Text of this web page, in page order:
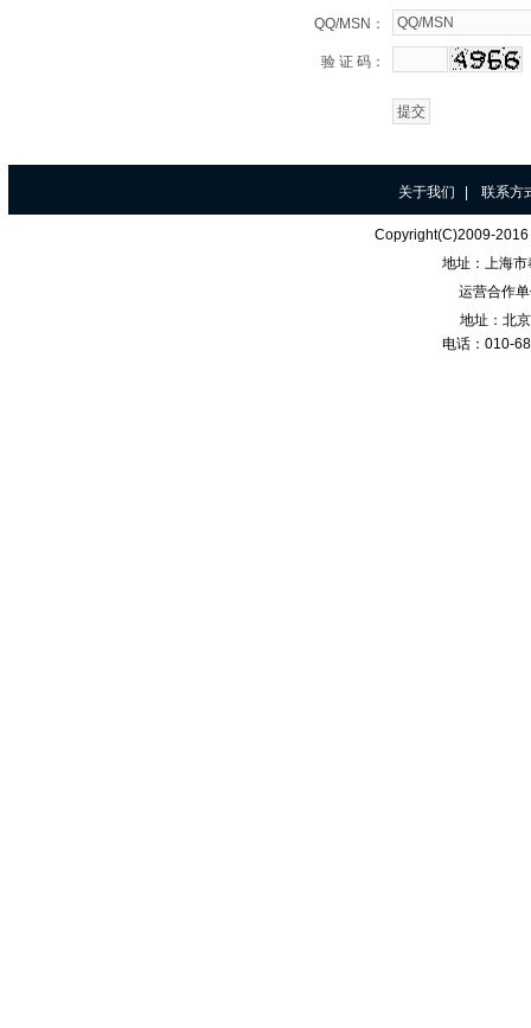
QQ/MSN：
验 证 码：
Copyright(C)2009-2016
地址： 上海
运营合作
地址：北
电话：010-
关于我们 联系方